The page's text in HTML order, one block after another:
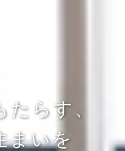
らす、
まいを